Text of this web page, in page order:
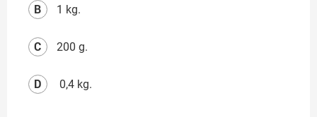
1 kg.
B
200 g.
C
0,4 kg.
D